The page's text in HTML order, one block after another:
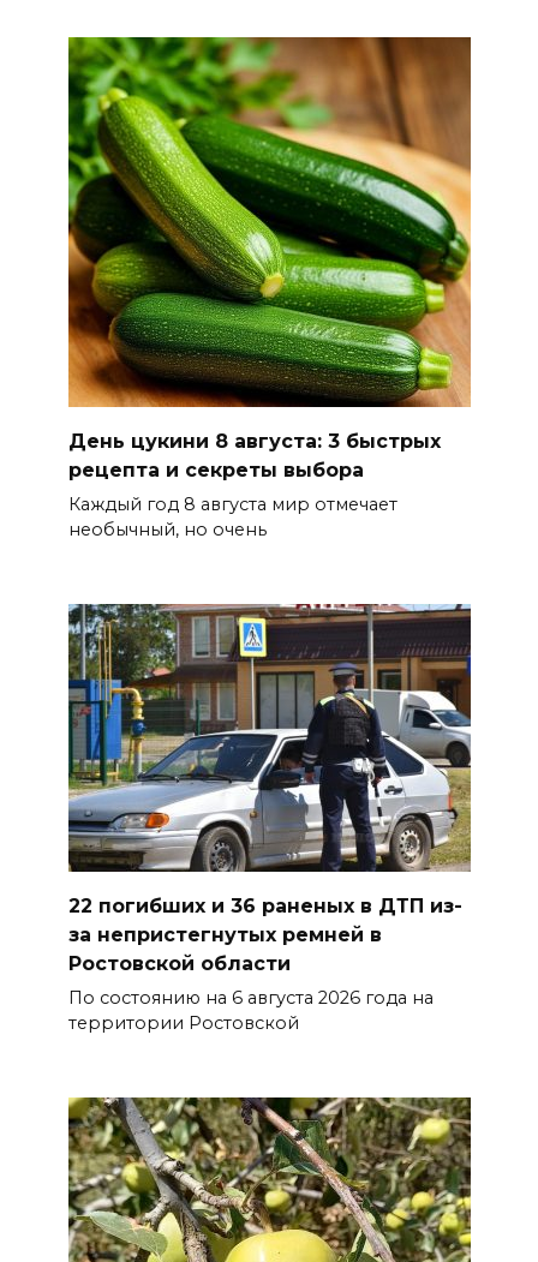
10 августа 2026 16:09
В Аксайском районе
потушили ландшафтный
пожар
10 августа 2026 15:16
Свои аппараты ИВЛ,
возрождение малых городов
и золото школьников:
основные события 7–9 августа
10 августа 2026 14:35
Подготовка операторов БПЛА
10 августа 2026 14:30
Новочеркасск
10 августа 2026 14:30
Школьники Дона посетили
более 60 объектов «Донского
наследия»
БОЛЬШЕ НОВОСТЕЙ
День цукини 8 августа: 3 быстрых
рецепта и секреты выбора
Каждый год 8 августа мир отмечает
необычный, но очень
22 погибших и 36 раненых в ДТП из-
за непристегнутых ремней в
Ростовской области
По состоянию на 6 августа 2026 года на
территории Ростовской